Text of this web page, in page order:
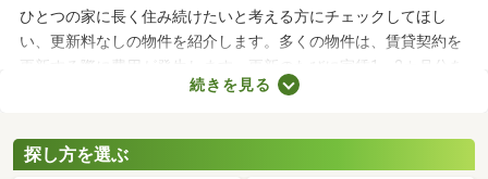
ひとつの家に長く住み続けたいと考える方にチェックしてほし
い、更新料なしの物件を紹介します。多くの物件は、賃貸契約を
更新する際に費用が発生します。更新のたびに家賃1～2カ月分を
支払わなければならないので、支出が増える点がデメリットだと
お気に入りのお部屋に長く住めますよ。
続きを見る
探し方を選ぶ